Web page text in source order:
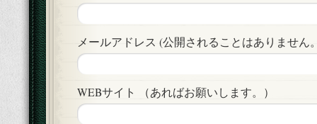
メールアドレス (公開されることはありません
WEBサイト （あればお願いします。）